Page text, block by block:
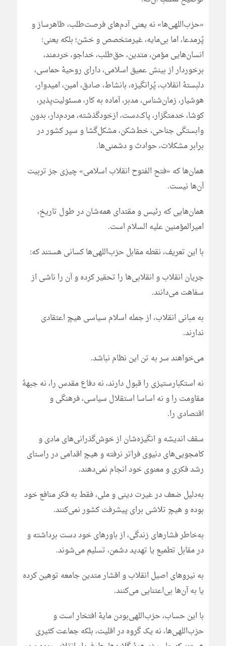
«حزب‌اللهی‌ها» نه یعنی آدم‌های فرصت‌طلب، ظاهرساز و
پُرمدعا، اما بی‌مایه، غیرمتخصص و خشن؛ بلکه یعنی:
انسان‌هایی مؤمن، متدین، حق‌طلب، خداجو، خردمند،
برخوردار از بینش عمیق اسلامی، دارای روحیۀ حماسی،
دلبستۀ انقلاب، پُرانگیزه، بانشاط، صادق، امین، امیدوار،
هوشیار، زمان‌شناس، مدبر، آماده به کار، مسئولیت‌پذیر،
کوشا، خدمتگزار، پاک‌دست، ازخودگذشته، مردم‌دار، بدون
وابستگی جناحی، خط‌شکن، مشکل‌گشا و سپر کشور در
برابر مشکلات، حوادث و دشمنی‌ها.
همان‌ها که «فتح الفتوح انقلاب اسلامی» چیزی جز تربیت
آن‌ها نیست.
همان‌هایی که رئیس و مقتدای همه‌شان در طول تاریخ،
امیرالمؤمنین علیه السلام است.
با این تعریف، نقطه مقابل حزب‌اللهی‌ها کسانی هستند که:
جریان انقلاب و انقلابی‌ها را تحقیر کرده و آن را ناشی از
سفاهت می‌دانند.
به مبانی انقلاب، از جمله اسلام سیاسی هیچ اعتقادی
ندارند.
می‌خواهند سر به تن این نظام نباشد.
نه استکبارستیزی را قبول دارند، نه دفاع مقدس را، نه جبهۀ
مقاومت را و نه اساسا استقلال سیاسی، فرهنگی و
اقتصادی را.
سقف اندیشه و انگیزه‌شان از خوش‌گذرانی‌های مادی و
کامجویی‌های دنیوی فراتر نرفته و هیچ اقدامی در راستای
رشد فکری و معنوی خود انجام نمی‌دهند.
به‌دلیل ضعف در غیرت دینی و ملی، فقط به فکر منافع خود
بوده و هیچ تلاشی برای پیشرفت کشور نمی‌کنند.
به‌خاطر فشارهای زندگی، از باورهای خود دست برداشته و
در مقابل تطمیع یا تهدید دشمن، تسلیم می‌شوند.
به نیروهاى اصیل انقلاب و اقشار متدین جامعه توهین کرده
یا به آن‌ها بى‌اعتنایى مى‌کنند.
با این حساب، حزب‌اللهی‌بودن مایۀ افتخار است و
حزب‌اللهی‌ها، نه یک گروه در اقلیت، بلکه جماعت کثیری